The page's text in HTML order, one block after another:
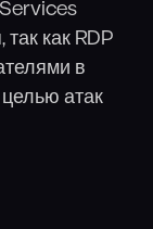
как RDP
в
атак